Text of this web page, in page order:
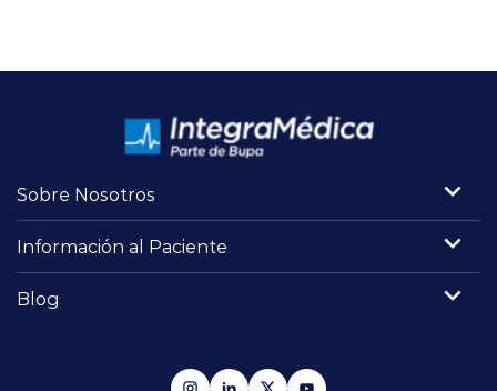
Reserva de Horas
Mi Portal Bupa
Sobre Nosotros
Información al Paciente
Blog